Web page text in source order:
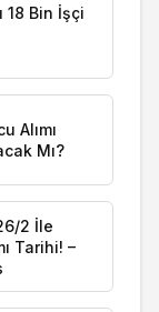
18 Bin İşçi
Alımı
Mı?
2 İle
Tarihi! –